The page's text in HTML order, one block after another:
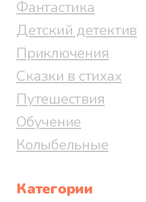
Фантастика
Детский детектив
Приключения
Сказки в стихах
Путешествия
Обучение
Колыбельные
Категории